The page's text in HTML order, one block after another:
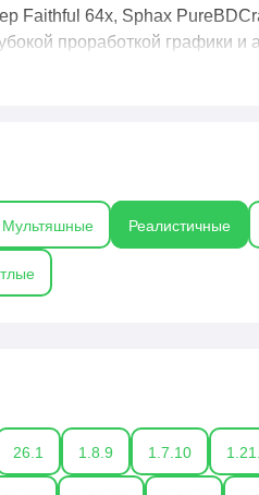
Faithful 64x, Sphax
проработкой графики
Мультяшные Реалистичные
26.1 1.8.9 1.7.10